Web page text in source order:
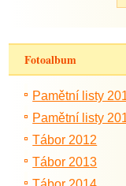
Fotoalbum
Pamětní listy
Pamětní listy
Tábor 2012
Tábor 2013